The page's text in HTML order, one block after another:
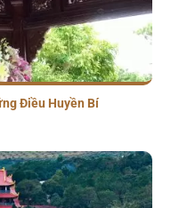
Điều Huyền Bí